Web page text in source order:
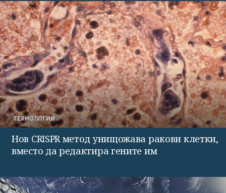
ТЕХНОЛОГИИ
Нов CRISPR метод унищожава ракови клетки,
вместо да редактира гените им